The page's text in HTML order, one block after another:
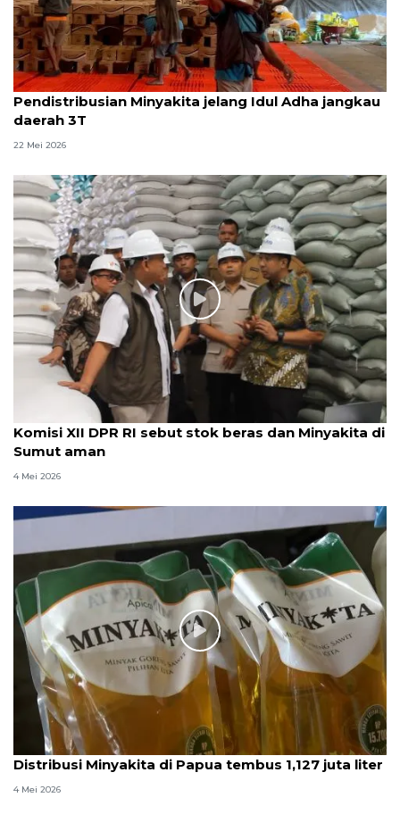
Pendistribusian Minyakita jelang Idul Adha jangkau
daerah 3T
22 Mei 2026
Komisi XII DPR RI sebut stok beras dan Minyakita di
Sumut aman
4 Mei 2026
Distribusi Minyakita di Papua tembus 1,127 juta liter
4 Mei 2026